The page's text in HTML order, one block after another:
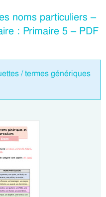
noms particuliers –
: Primaire 5 – PDF
/ termes génériques